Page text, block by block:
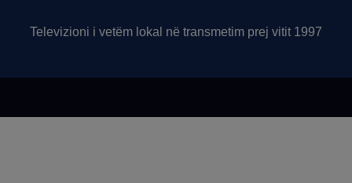
Televizioni i vetëm lokal në transmetim prej vitit 1997